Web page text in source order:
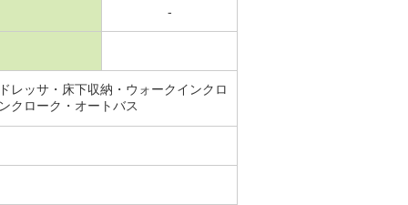
-
レッサ・床下収納・ウォークインクロ
クローク・オートバス